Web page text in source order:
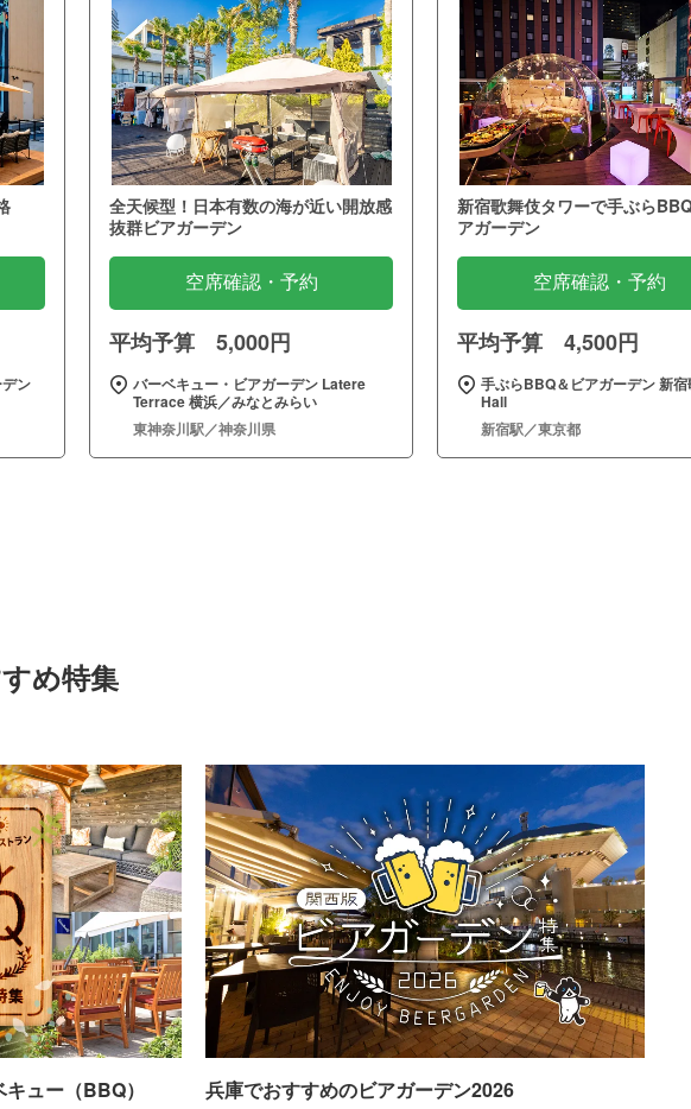
ン
全天候型！日本有数の海が近い開放感
抜群ビアガーデン
空席確認・予約
平均予算 5,000円
バーベキュー・ビアガーデン Latere
Terrace 横浜／みなとみらい
東神奈川駅／神奈川県
新宿歌舞伎タワーで手ぶら
アガーデン
空席確認・予約
平均予算 4,500円
手ぶらBBQ＆ビアガーデン 新
Hall
新宿駅／東京都
め特集
ュー（BBQ）
兵庫でおすすめのビアガーデン2026